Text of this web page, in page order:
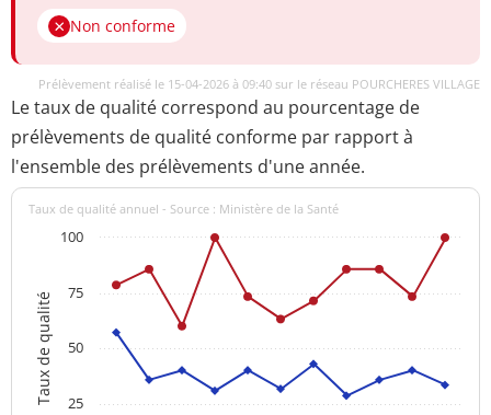
Non conforme
Prélèvement réalisé le 15-04-2026 à 09:40 sur le réseau POURCHERES VILLAGE
Le taux de qualité correspond au pourcentage de
prélèvements de qualité conforme par rapport à
l'ensemble des prélèvements d'une année.
Taux de qualité
Taux de qualité annuel - Source : Ministère de la Santé
25
50
75
100